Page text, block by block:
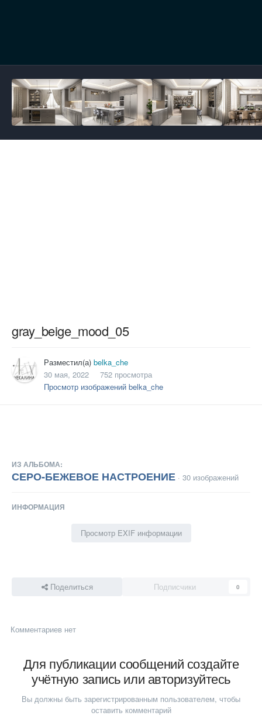
gray_beige_mood_05
Разместил(а) belka_che
30 мая, 2022
752 просмотра
Просмотр изображений belka_che
ИЗ АЛЬБОМА:
СЕРО-БЕЖЕВОЕ НАСТРОЕНИЕ · 30 изображений
ИНФОРМАЦИЯ
Просмотр EXIF информации
Поделиться Подписчики 0
Комментариев нет
Для публикации сообщений создайте
учётную запись или авторизуйтесь
Вы должны быть зарегистрированным пользователем, чтобы
оставить комментарий